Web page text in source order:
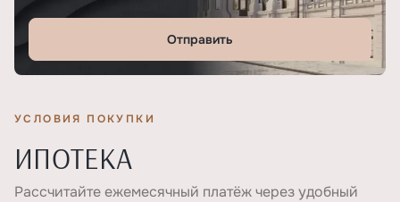
Отправить
УСЛОВИЯ ПОКУПКИ
ИПОТЕКА
Рассчитайте ежемесячный платёж через удобный